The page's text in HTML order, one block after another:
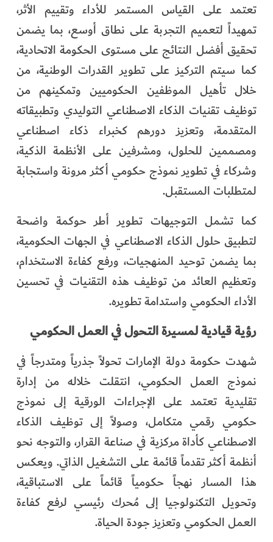
تعتمد على القياس المستمر للأداء وتقييم الأثر،
تمهيداً لتعميم التجربة على نطاق أوسع، بما يضمن
تحقيق أفضل النتائج على مستوى الحكومة الاتحادية،
كما سيتم التركيز على تطوير القدرات الوطنية، من
خلال تأهيل الموظفين الحكوميين وتمكينهم من
توظيف تقنيات الذكاء الاصطناعي التوليدي وتطبيقاته
المتقدمة، وتعزيز دورهم كخبراء ذكاء اصطناعي
ومصممين للحلول، ومشرفين على الأنظمة الذكية،
وشركاء في تطوير نموذج حكومي أكثر مرونة واستجابة
لمتطلبات المستقبل.
كما تشمل التوجيهات تطوير أطر حوكمة واضحة
لتطبيق حلول الذكاء الاصطناعي في الجهات الحكومية،
بما يضمن توحيد المنهجيات، ورفع كفاءة الاستخدام،
وتعظيم العائد من توظيف هذه التقنيات في تحسين
الأداء الحكومي واستدامة تطويره.
رؤية قيادية لمسيرة التحول في العمل الحكومي
شهدت حكومة دولة الإمارات تحولاً جذرياً ومتدرجاً في
نموذج العمل الحكومي، انتقلت خلاله من إدارة
تقليدية تعتمد على الإجراءات الورقية إلى نموذج
حكومي رقمي متكامل، وصولاً إلى توظيف الذكاء
الاصطناعي كأداة مركزية في صناعة القرار، والتوجه نحو
أنظمة أكثر تقدماً قائمة على التشغيل الذاتي. ويعكس
هذا المسار نهجاً حكومياً قائماً على الاستباقية،
وتحويل التكنولوجيا إلى مُحرك رئيسي لرفع كفاءة
العمل الحكومي وتعزيز جودة الحياة.